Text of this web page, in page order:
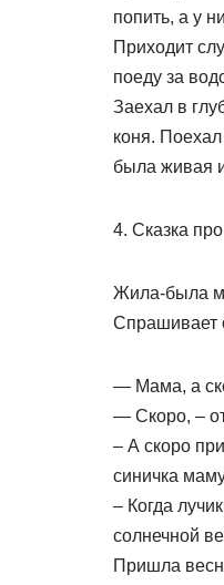
попить, а у
Приходит
поеду за
Заехал в
коня.
была живая
4. Сказка
Жила-была
Спрашивает
— Мама, а
— Скоро, –
– А скоро
синичка
– Когда
солнечной
Пришла